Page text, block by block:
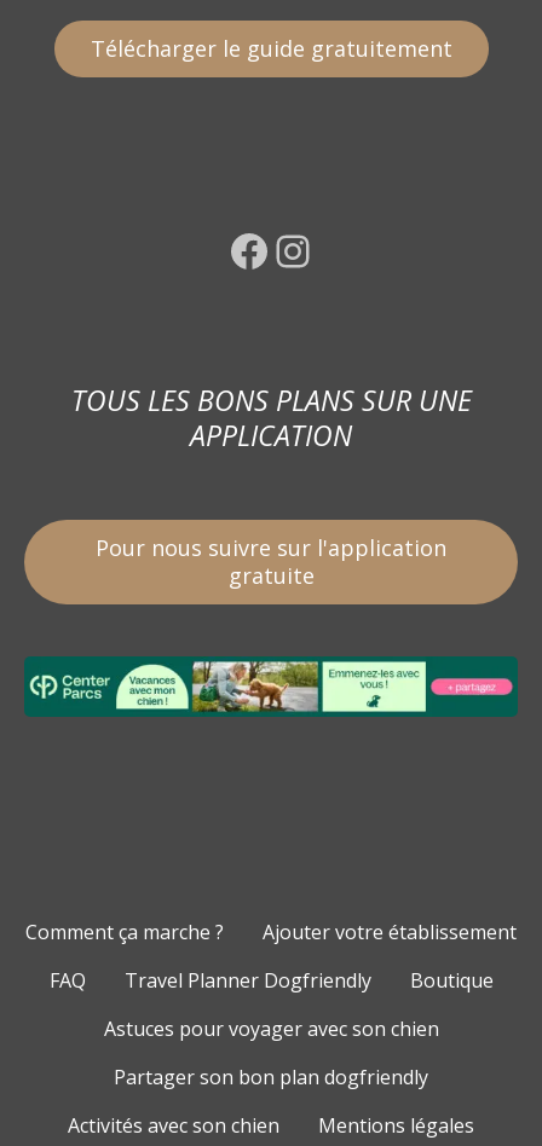
Télécharger le guide gratuitement
Facebook Instagram
TOUS LES BONS PLANS SUR UNE
APPLICATION
Pour nous suivre sur l'application
gratuite
Comment ça marche ?
Ajouter votre établissement
FAQ
Travel Planner Dogfriendly
Boutique
Astuces pour voyager avec son chien
Partager son bon plan dogfriendly
Activités avec son chien
Mentions légales